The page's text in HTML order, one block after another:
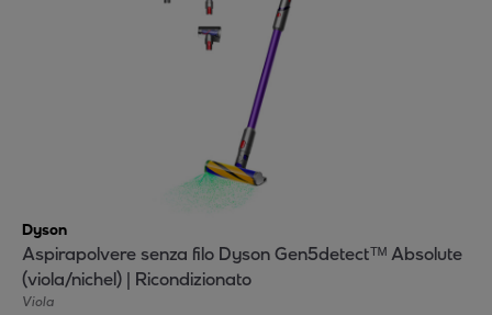
Dyson
Aspirapolvere senza filo Dyson Gen5detectᵀᴹ Absolute
(viola/nichel) | Ricondizionato
Viola